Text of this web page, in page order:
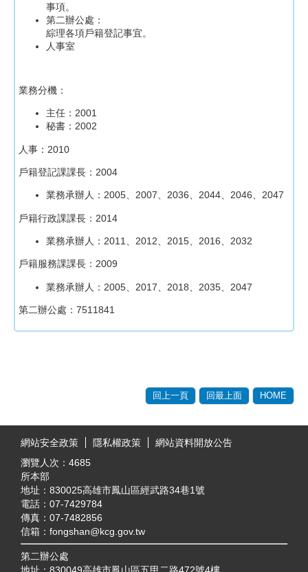
事項。
第二辦公處：
綜理各項戶籍登記事宜。
人事室
業務分機：
主任：2001
秘書：2002
人事：2010
戶籍登記課課長：2004
業務承辦人：2005、2007、2036、2044、2046、2047
戶籍行政課課長：2014
業務承辦人：2011、2012、2015、2016、2032
戶籍服務課課長：2009
業務承辦人：2005、2017、2018、2035、2047
第二辦公處：7511841
回上一頁 回最上面 HOME
網站安全政策
隱私權政策
網站資料開放公告
瀏覽人次： 4685
所本部
地址：830025高雄市鳳山區經武路34巷1號
電話：07-7429784
傳真：07-7482856
信箱：fongshan@kcg.gov.tw
第二辦公處